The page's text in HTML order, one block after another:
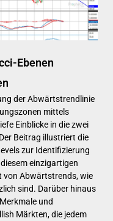
Ebenen
der Abwärtstrendlinie
mittels
Einblicke in die zwei
Beitrag illustriert die
zur Identifizierung
einzigartigen
von Abwärtstrends, wie
sind. Darüber hinaus
und
Märkten, die jedem